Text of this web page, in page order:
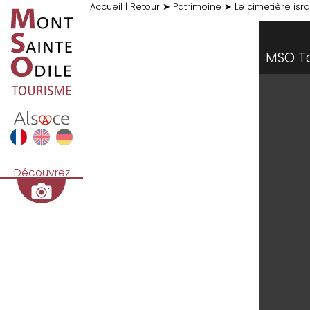
Accueil | Retour ➤ Patrimoine ➤ Le cimetière
Découvrez
MSO